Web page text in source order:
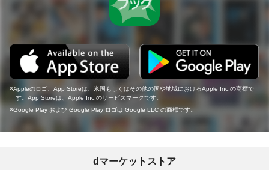
Appleのロゴ、App Storeは、米国もしくはその他の国や地域におけるApple Inc.の商標で
す。App Storeは、Apple Inc.のサービスマークです。
Google Play および Google Play ロゴは Google LLC の商標です。
dマーケットストア